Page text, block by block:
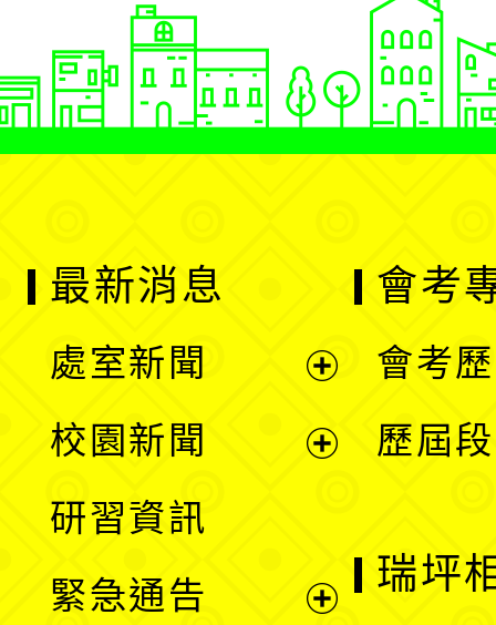
最新消息
處室新聞
單
校園新聞
研習資訊
緊急通告
會考
會考
歷屆
瑞坪